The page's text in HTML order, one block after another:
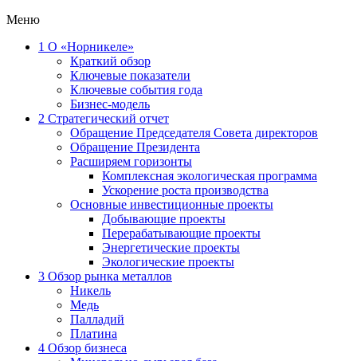
Меню
1 О «Норникеле»
Краткий обзор
Ключевые показатели
Ключевые события года
Бизнес-модель
2 Стратегический отчет
Обращение Председателя Совета директоров
Обращение Президента
Расширяем горизонты
Комплексная экологическая программа
Ускорение роста производства
Основные инвестиционные проекты
Добывающие проекты
Перерабатывающие проекты
Энергетические проекты
Экологические проекты
3 Обзор рынка металлов
Никель
Медь
Палладий
Платина
4 Обзор бизнеса